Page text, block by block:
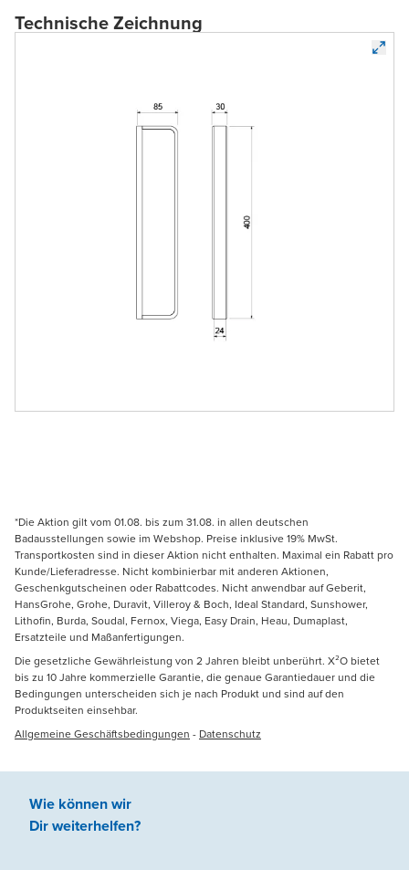
Technische Zeichnung
*Die Aktion gilt vom 01.08. bis zum 31.08. in allen deutschen
Badausstellungen sowie im Webshop. Preise inklusive 19% MwSt.
Transportkosten sind in dieser Aktion nicht enthalten. Maximal ein Rabatt pro
Kunde/Lieferadresse. Nicht kombinierbar mit anderen Aktionen,
Geschenkgutscheinen oder Rabattcodes. Nicht anwendbar auf Geberit,
HansGrohe, Grohe, Duravit, Villeroy & Boch, Ideal Standard, Sunshower,
Lithofin, Burda, Soudal, Fernox, Viega, Easy Drain, Heau, Dumaplast,
Ersatzteile und Maßanfertigungen.
Die gesetzliche Gewährleistung von 2 Jahren bleibt unberührt. X²O bietet
bis zu 10 Jahre kommerzielle Garantie, die genaue Garantiedauer und die
Bedingungen unterscheiden sich je nach Produkt und sind auf den
Produktseiten einsehbar.
Allgemeine Geschäftsbedingungen - Datenschutz
Wie können wir
Dir weiterhelfen?